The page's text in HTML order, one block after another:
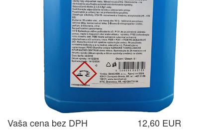
Vaša cena bez DPH
12,60 EUR